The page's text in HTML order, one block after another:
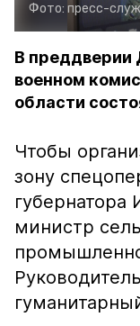
Фото: пресс-
В преддверии
военном
области
Чтобы
зону
министр